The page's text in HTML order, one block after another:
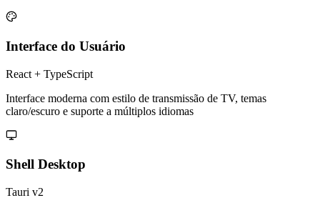
Interface do Usuário
React + TypeScript
Interface moderna com estilo de transmissão de TV, temas
claro/escuro e suporte a múltiplos idiomas
Shell Desktop
Tauri v2